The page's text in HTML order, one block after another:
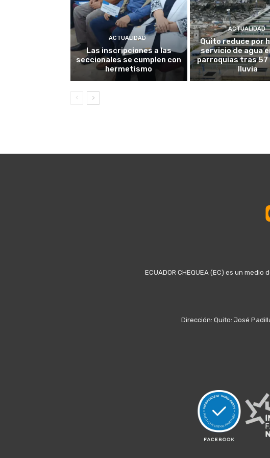
ACTUALIDAD
Las inscripciones a las
seccionales se cumplen con
hermetismo
ACTUALIDAD
Quito reduce por
servicio de agua
parroquias tras 57
lluvia
ECUADOR CHEQUEA (EC) es un
Dirección: Quito: José